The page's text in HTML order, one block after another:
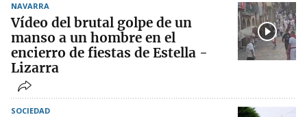
NAVARRA
Vídeo del brutal golpe de un
manso a un hombre en el
encierro de fiestas de Estella -
Lizarra
SOCIEDAD